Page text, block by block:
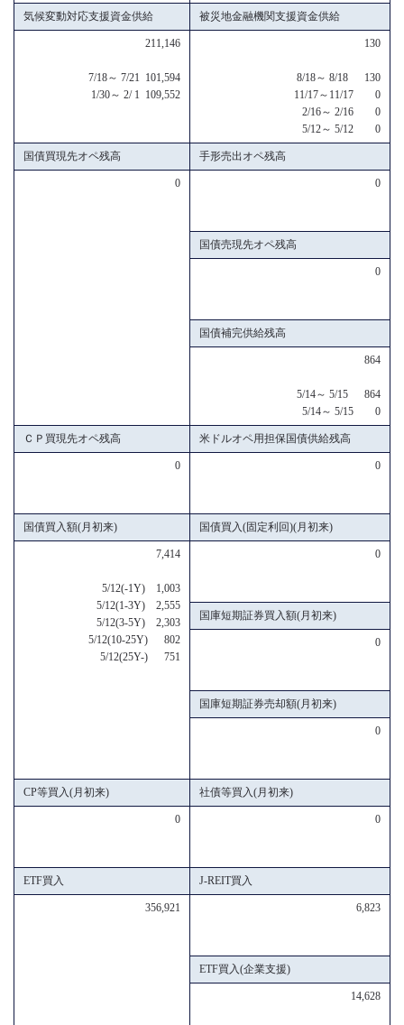
気候変動対応支援資金供給 被災地金融機関支援資金供給
211,146
7/18～ 7/21 101,594
1/30～ 2/ 1 109,552
130
8/18～ 8/18 130
11/17～11/17 0
2/16～ 2/16 0
5/12～ 5/12 0
国債買現先オペ残高 手形売出オペ残高
0 0
国債売現先オペ残高
0
国債補完供給残高
864
5/14～ 5/15 864
5/14～ 5/15 0
ＣＰ買現先オペ残高 米ドルオペ用担保国債供給残高
0 0
国債買入額(月初来) 国債買入(固定利回)(月初来)
7,414
5/12(-1Y) 1,003
5/12(1-3Y) 2,555
5/12(3-5Y) 2,303
5/12(10-25Y) 802
5/12(25Y-) 751
0
国庫短期証券買入額(月初来)
0
国庫短期証券売却額(月初来)
0
CP等買入(月初来) 社債等買入(月初来)
0 0
ETF買入 J-REIT買入
356,921 6,823
ETF買入(企業支援)
14,628